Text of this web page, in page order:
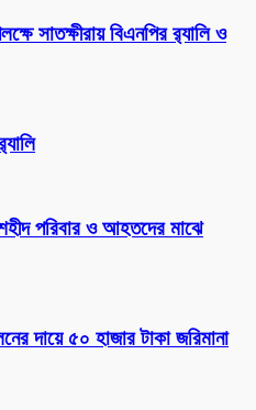
সাতক্ষীরায় বিএনপির র‌্যালি ও
পরিবার ও আহতদের মাঝে
দায়ে ৫০ হাজার টাকা জরিমানা